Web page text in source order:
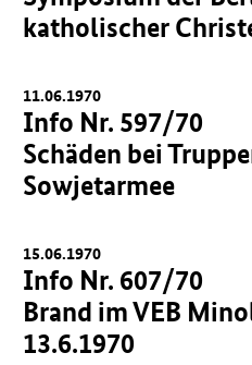
katholischer
11.06.1970
Info Nr. 597/70
Schäden bei
Sowjetarmee
15.06.1970
Info Nr. 607/70
Brand im VEB
13.6.1970